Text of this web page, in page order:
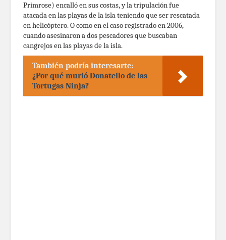
Primrose) encalló en sus costas, y la tripulación fue
atacada en las playas de la isla teniendo que ser rescatada
en helicóptero. O como en el caso registrado en 2006,
cuando asesinaron a dos pescadores que buscaban
cangrejos en las playas de la isla.
También podría interesarte:
¿Por qué murió Donatello de las
Tortugas Ninja?